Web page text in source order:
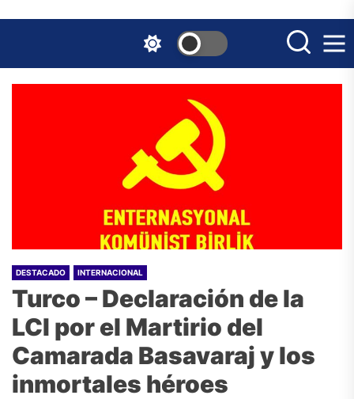
the
content
DESTACADO INTERNACIONAL
Turco – Declaración de la
LCI por el Martirio del
Camarada Basavaraj y los
inmortales héroes